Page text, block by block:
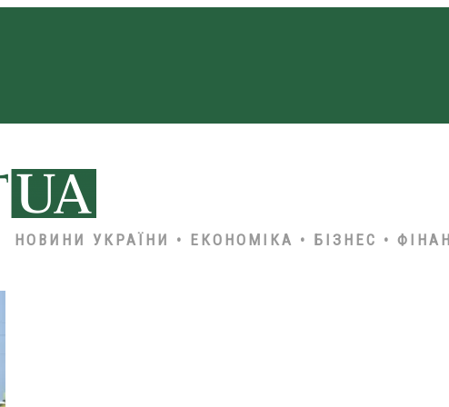
НОВИНИ УКРАЇНИ • ЕКОНОМІКА • БІЗНЕС •